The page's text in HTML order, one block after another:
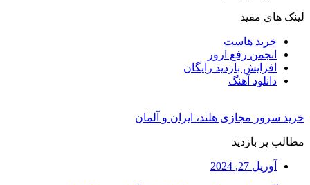
لینک های مفید
خرید هاست
انجمن رفع ارور
افزایش بازدید رایگان
دانلود آهنگ
خرید سرور مجازی هلند، ایران و آلمان
مطالب پر بازدید
آوریل 27, 2024